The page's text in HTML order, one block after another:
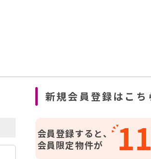
新規会員登録はこち
会員登録すると、
会員限定物件が